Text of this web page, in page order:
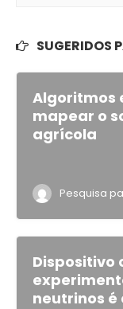
SUGERIDOS
Algoritmos
mapear o
agrícola
Pesquisa
Dispositivo
neutrinos